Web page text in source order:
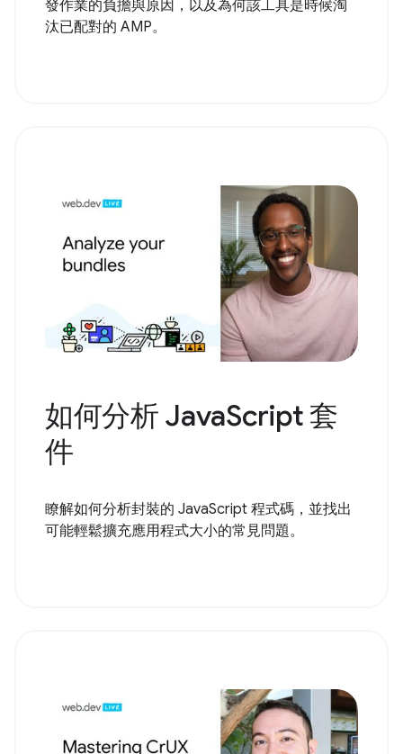
發作業的負擔與原因，以及為何該工具是時候淘
汰已配對的 AMP。
如何分析 JavaScript 套
件
瞭解如何分析封裝的 JavaScript 程式碼，並找出
可能輕鬆擴充應用程式大小的常見問題。